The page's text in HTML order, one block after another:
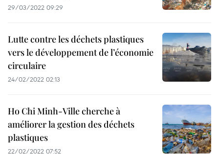
29/03/2022 09:29
Lutte contre les déchets plastiques
vers le développement de l’économie
circulaire
24/02/2022 02:13
Ho Chi Minh-Ville cherche à
améliorer la gestion des déchets
plastiques
22/02/2022 07:52